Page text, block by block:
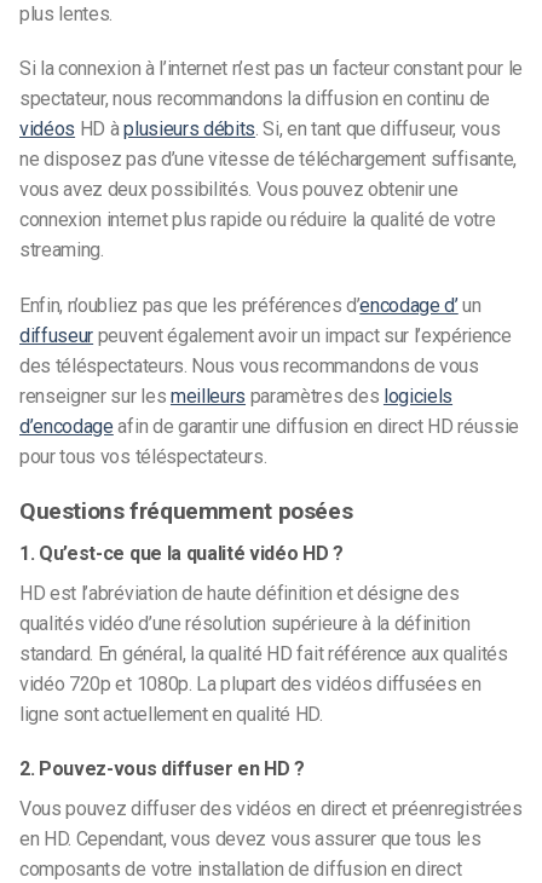
plus lentes.
Si la connexion à l’internet n’est pas un facteur constant pour le
spectateur, nous recommandons la diffusion en continu de
vidéos HD àplusieurs débits. Si, en tant que diffuseur, vous
ne disposez pas d’une vitesse de téléchargement suffisante,
vous avez deux possibilités. Vous pouvez obtenir une
connexion internet plus rapide ou réduire la qualité de votre
streaming.
Enfin, n’oubliez pas que les préférences d’encodage d’un
diffuseur peuvent également avoir un impact sur l’expérience
des téléspectateurs. Nous vous recommandons de vous
renseigner sur les meilleurs paramètres des logiciels
d’encodage afin de garantir une diffusion en direct HD réussie
pour tous vos téléspectateurs.
Questions fréquemment posées
1. Qu’est-ce que la qualité vidéo HD ?
HD est l’abréviation de haute définition et désigne des
qualités vidéo d’une résolution supérieure à la définition
standard. En général, la qualité HD fait référence aux qualités
vidéo 720p et 1080p. La plupart des vidéos diffusées en
ligne sont actuellement en qualité HD.
2. Pouvez-vous diffuser en HD ?
Vous pouvez diffuser des vidéos en direct et préenregistrées
en HD. Cependant, vous devez vous assurer que tous les
composants de votre installation de diffusion en direct